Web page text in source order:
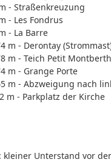
- Straßenkreuzung
- Les Fondrus
- La Barre
m - Derontay
m - Teich Petit
m - Grange Porte
m - Abzweigung nach
m - Parkplatz der Kirche
kleiner Unterstand vor